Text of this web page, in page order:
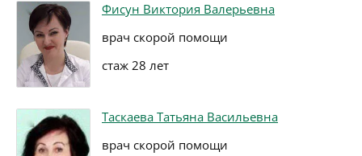
Фисун Виктория Валерьевна
врач скорой помощи
стаж 28 лет
Таскаева Татьяна Васильевна
врач скорой помощи